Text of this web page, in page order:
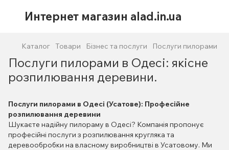
Интернет магазин alad.in.ua
Каталог Товари Бізнес та послуги Послуги пилорами
Послуги пилорами в Одесі: якісне
розпилювання деревини.
Послуги пилорами в Одесі (Усатове): Професійне
розпилювання деревини
Шукаєте надійну пилораму в Одесі? Компанія пропонує
професійні послуги з розпилювання кругляка та
деревообробки на власному виробництві в Усатовому. Ми